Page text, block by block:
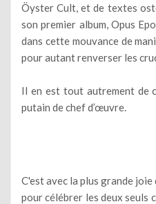
Öyster Cult, et de textes
son premier album, Opus
dans cette mouvance de
pour autant renverser les
Il en est tout autrement de
putain de chef d’œuvre.
C'est avec la plus grande
pour célébrer les deux seuls